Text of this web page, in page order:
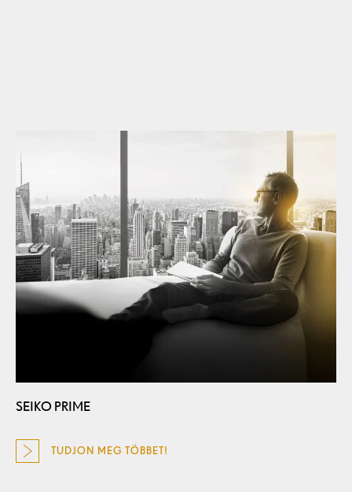
SEIKO PRIME
TUDJON MEG TÖBBET!